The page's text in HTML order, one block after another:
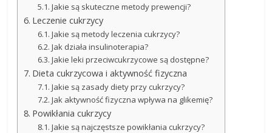
Jakie są skuteczne metody prewencji?
Leczenie cukrzycy
Jakie są metody leczenia cukrzycy?
Jak działa insulinoterapia?
Jakie leki przeciwcukrzycowe są dostępne?
Dieta cukrzycowa i aktywność fizyczna
Jakie są zasady diety przy cukrzycy?
Jak aktywność fizyczna wpływa na glikemię?
Powikłania cukrzycy
Jakie są najczęstsze powikłania cukrzycy?